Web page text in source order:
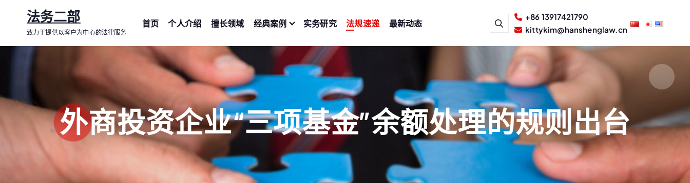
内
法务二部
致力于提供以客户为中心的法律服务
首页 个人介绍 擅长领域 经典案例 实务研究 法规速递 最新动态
+86 13917421790
kittykim@hanshenglaw.cn
外商投资企业“三项基金”余额处理的规则出台